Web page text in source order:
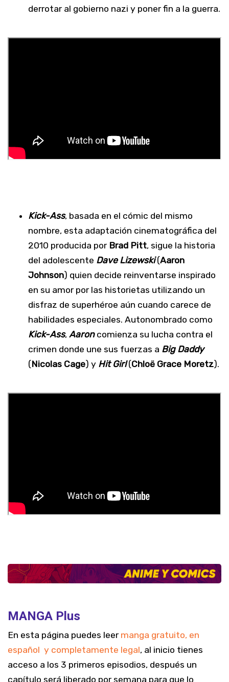
derrotar al gobierno nazi y poner fin a la guerra.
Kick-Ass, basada en el cómic del mismo
nombre, esta adaptación cinematográfica del
2010 producida por Brad Pitt, sigue la historia
del adolescente Dave Lizewski(Aaron
Johnson) quien decide reinventarse inspirado
en su amor por las historietas utilizando un
disfraz de superhéroe aún cuando carece de
habilidades especiales. Autonombrado como
Kick-Ass, Aaroncomienza su lucha contra el
crimen donde une sus fuerzas a Big Daddy
(Nicolas Cage) y Hit Girl(Chloë Grace Moretz).
MANGA Plus
En esta página puedes leer manga gratuito, en
español y completamente legal, al inicio tienes
acceso a los 3 primeros episodios, después un
capítulo será liberado por semana para que lo